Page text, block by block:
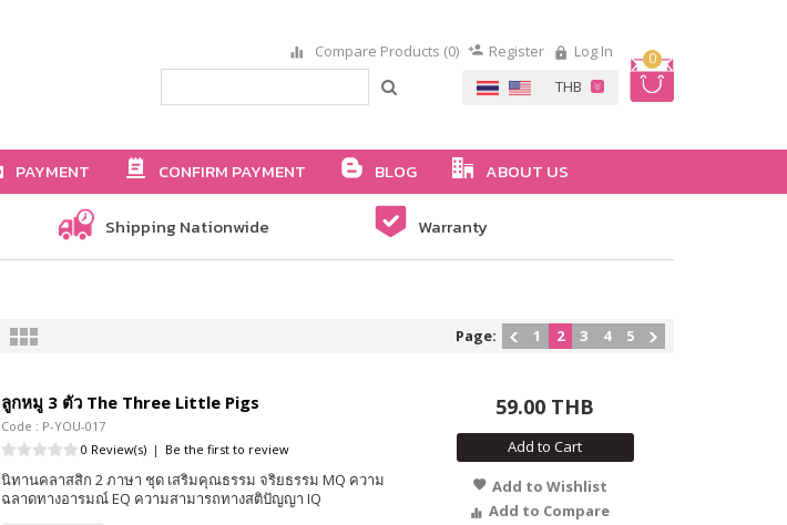
0
Compare Products (0) Register Log In
PAYMENT CONFIRM PAYMENT BLOG ABOUT US
Shipping Nationwide Warranty
Page: 1 2 3 4 5
ลูกหมู 3 ตัว The Three Little Pigs
Code : P-YOU-017
0 Review(s) | Be the first to review
นิทานคลาสสิก 2 ภาษา ชุด เสริมคุณธรรม จริยธรรม MQ ความ
ฉลาดทางอารมณ์ EQ ความสามารถทางสติปัญญา IQ
59.00 THB
Add to Cart
Add to Wishlist
Add to Compare